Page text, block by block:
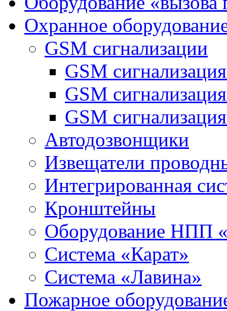
Охранное
GSM сигнализации
GSM
GSM
GSM
Автодозвонщики
Извещатели
Интегрированная
Кронштейны
Оборудование НПП
Система «Карат»
Система «Лавина»
Пожарное